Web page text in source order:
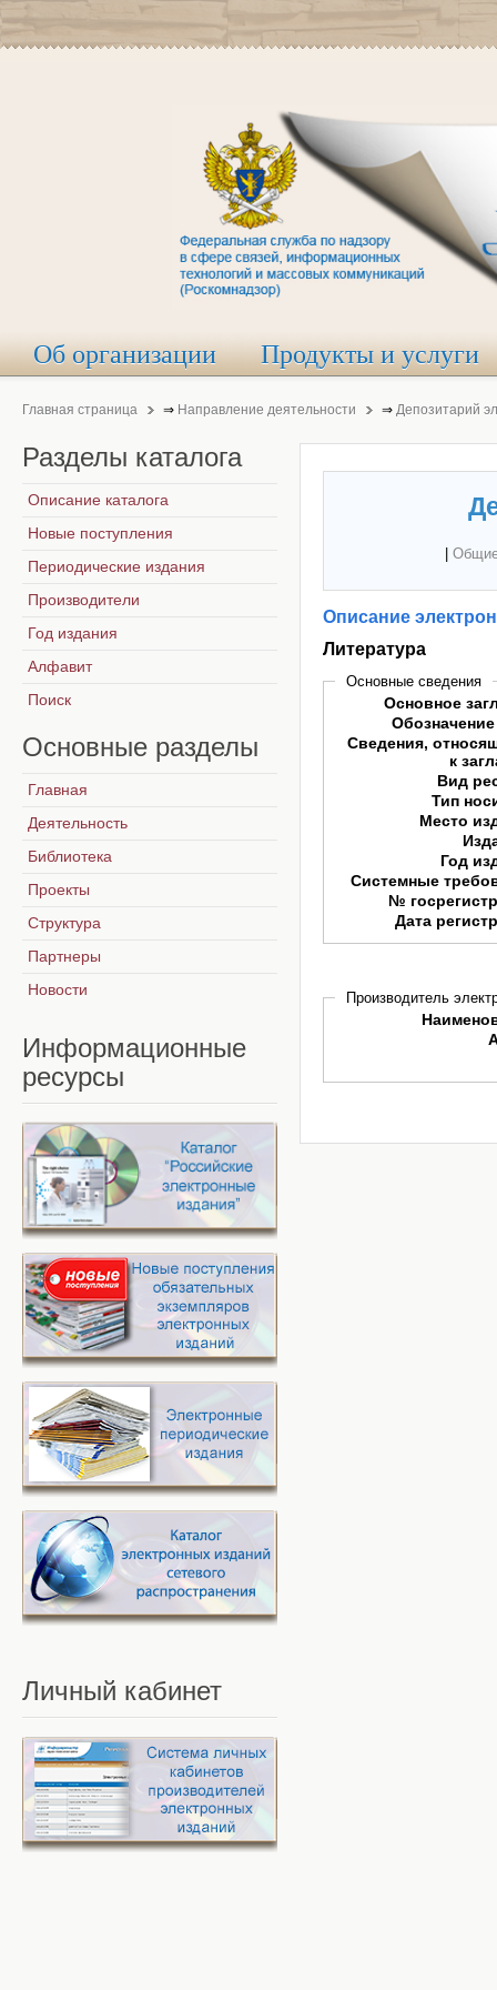
Об организации Продукты и услуги
Главная страница ⇒ Направление деятельности ⇒ Депозитарий
Описание
Литература
Основные сведения
Основное
Сведения,
к
Вид
Тип
Место
Год
Системные
№
Дата
Производитель
Разделы каталога
Описание каталога
Новые поступления
Периодические издания
Производители
Год издания
Алфавит
Поиск
Основные разделы
Главная
Деятельность
Библиотека
Проекты
Структура
Партнеры
Новости
Информационные
ресурсы
Личный кабинет